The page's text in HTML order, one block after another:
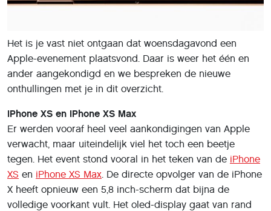
Het is je vast niet ontgaan dat woensdagavond een
Apple-evenement plaatsvond. Daar is weer het één en
ander aangekondigd en we bespreken de nieuwe
onthullingen met je in dit overzicht.
iPhone XS en iPhone XS Max
Er werden vooraf heel veel aankondigingen van Apple
verwacht, maar uiteindelijk viel het toch een beetje
tegen. Het event stond vooral in het teken van de iPhone
XS en iPhone XS Max. De directe opvolger van de iPhone
X heeft opnieuw een 5,8 inch-scherm dat bijna de
volledige voorkant vult. Het oled-display gaat van rand